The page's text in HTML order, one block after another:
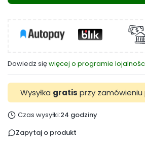
Dowiedz sięwięcej o programie
Wysyłka gratis przy zamówieniu
Czas wysyłki:24 godziny
Zapytaj o produkt